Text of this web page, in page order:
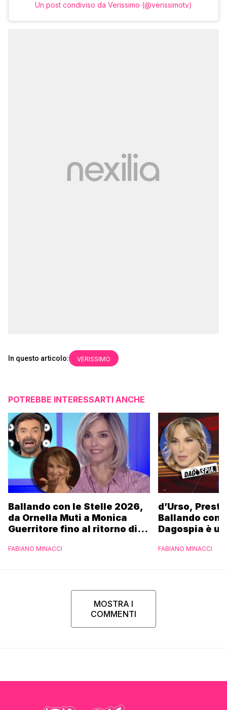
Un post condiviso da Verissimo (@verissimotv)
In questo articolo: VERISSIMO
POTREBBE INTERESSARTI ANCHE
Ballando con le Stelle 2026,
da Ornella Muti a Monica
Guerritore fino al ritorno di
l’esclusiva di Gabriele
FABIANO MINACCI
d’Urso,
Ballando con
Dagospia è
FABIANO MINACCI
MOSTRA I
COMMENTI